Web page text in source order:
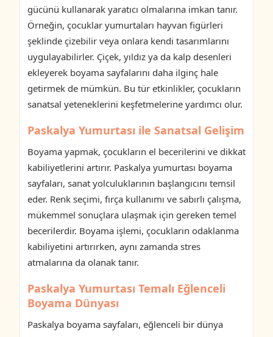
gücünü kullanarak yaratıcı olmalarına imkan tanır.
Örneğin, çocuklar yumurtaları hayvan figürleri
şeklinde çizebilir veya onlara kendi tasarımlarını
uygulayabilirler. Çiçek, yıldız ya da kalp desenleri
ekleyerek boyama sayfalarını daha ilginç hale
getirmek de mümkün. Bu tür etkinlikler, çocukların
sanatsal yeteneklerini keşfetmelerine yardımcı olur.
Paskalya Yumurtası ile Sanatsal Gelişim
Boyama yapmak, çocukların el becerilerini ve dikkat
kabiliyetlerini artırır. Paskalya yumurtası boyama
sayfaları, sanat yolculuklarının başlangıcını temsil
eder. Renk seçimi, fırça kullanımı ve sabırlı çalışma,
mükemmel sonuçlara ulaşmak için gereken temel
becerilerdir. Boyama işlemi, çocukların odaklanma
kabiliyetini artırırken, aynı zamanda stres
atmalarına da olanak tanır.
Paskalya Yumurtası Temalı Eğlenceli
Boyama Dünyası
Paskalya boyama sayfaları, eğlenceli bir dünya